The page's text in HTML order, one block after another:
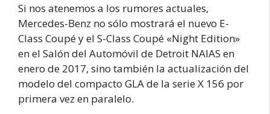
Si nos atenemos a los rumores actuales,
Mercedes-Benz no sólo mostrará el nuevo E-
Class Coupé y el S-Class Coupé «Night Edition»
en el Salón del Automóvil de Detroit NAIAS en
enero de 2017, sino también la actualización del
modelo del compacto GLA de la serie X 156 por
primera vez en paralelo.